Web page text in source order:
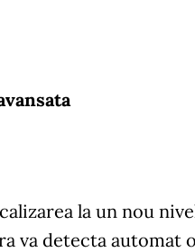
la un nou
va detecta